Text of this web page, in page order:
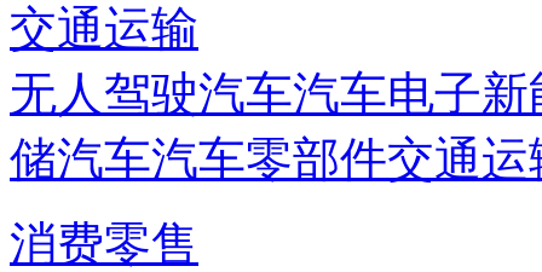
交通运输
无人驾驶汽车汽车电子新
储汽车汽车零部件交通
消费零售